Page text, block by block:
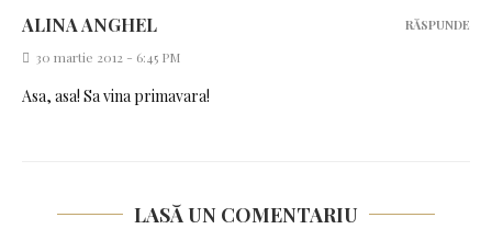
ALINA ANGHEL
30 martie 2012 - 6:45 PM
Asa, asa! Sa vina primavara!
RĂSPUNDE
LASĂ UN COMENTARIU